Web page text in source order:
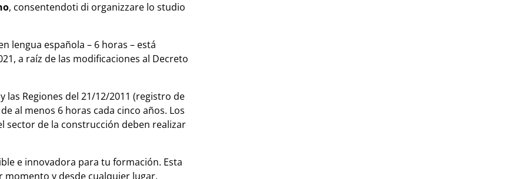
, consentendoti di organizzare lo studio
lengua española – 6 horas – está
a raíz de las modificaciones al Decreto
Regiones del 21/12/2011 (registro de
al menos 6 horas cada cinco años. Los
sector de la construcción deben realizar
e innovadora para tu formación. Esta
momento y desde cualquier lugar,